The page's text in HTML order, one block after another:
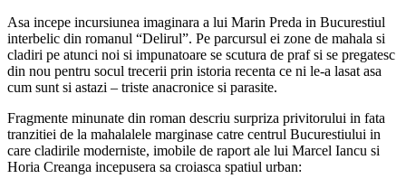
Asa incepe incursiunea imaginara a lui Marin Preda in Bucurestiul
interbelic din romanul “Delirul”. Pe parcursul ei zone de mahala si
cladiri pe atunci noi si impunatoare se scutura de praf si se pregatesc
din nou pentru socul trecerii prin istoria recenta ce ni le-a lasat asa
cum sunt si astazi – triste anacronice si parasite.
Fragmente minunate din roman descriu surpriza privitorului in fata
tranzitiei de la mahalalele marginase catre centrul Bucurestiului in
care cladirile moderniste, imobile de raport ale lui Marcel Iancu si
Horia Creanga incepusera sa croiasca spatiul urban: